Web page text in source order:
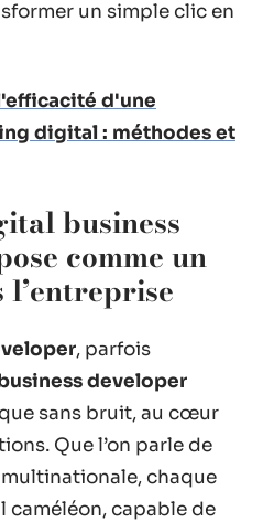
un simple clic en
d'une
digital : méthodes et
business
comme un
, parfois
developer
sans bruit, au cœur
Que l’on parle de
chaque
capable de